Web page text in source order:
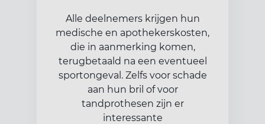
Alle deelnemers krijgen hun
medische en apothekerskosten,
die in aanmerking komen,
terugbetaald na een eventueel
sportongeval. Zelfs voor schade
aan hun bril of voor
tandprothesen zijn er
interessante